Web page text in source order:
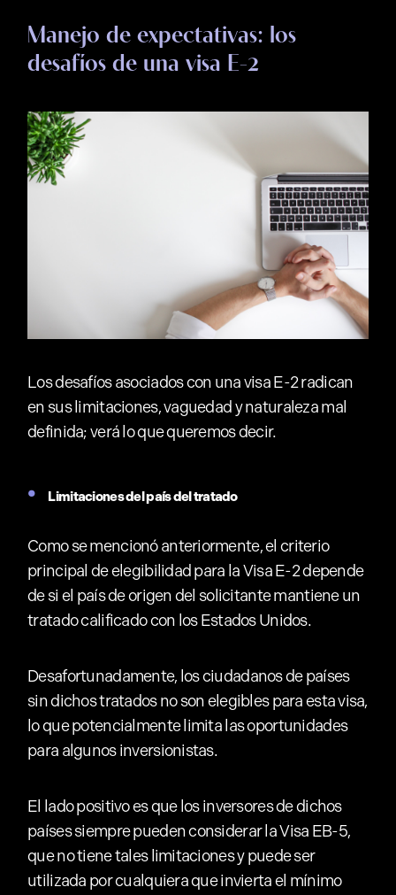
Manejo de expectativas: los
desafíos de una visa E-2
Los desafíos asociados con una visa E-2 radican
en sus limitaciones, vaguedad y naturaleza mal
definida; verá lo que queremos decir.
Limitaciones del país del tratado
Como se mencionó anteriormente, el criterio
principal de elegibilidad para la Visa E-2 depende
de si el país de origen del solicitante mantiene un
tratado calificado con los Estados Unidos.
Desafortunadamente, los ciudadanos de países
sin dichos tratados no son elegibles para esta visa,
lo que potencialmente limita las oportunidades
para algunos inversionistas.
El lado positivo es que los inversores de dichos
países siempre pueden considerar la Visa EB-5,
que no tiene tales limitaciones y puede ser
utilizada por cualquiera que invierta el mínimo